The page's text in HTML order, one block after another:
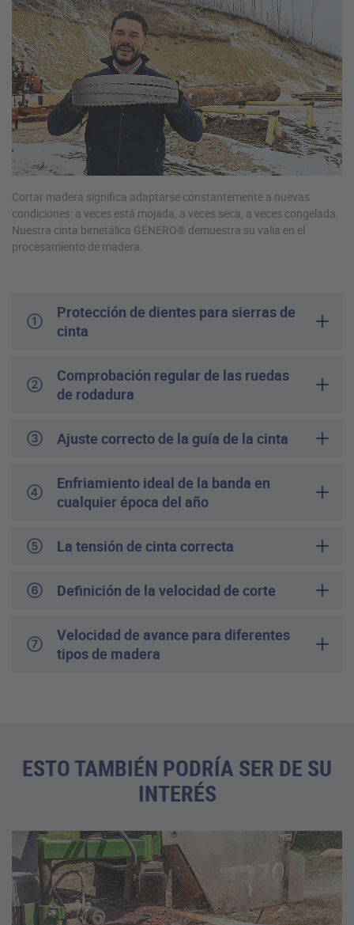
Cortar madera significa adaptarse constantemente a nuevas
condiciones: a veces está mojada, a veces seca, a veces congelada.
Nuestra cinta bimetálica GENERO® demuestra su valía en el
procesamiento de madera.
Protección de dientes para sierras de
cinta
Comprobación regular de las ruedas
de rodadura
Ajuste correcto de la guía de la cinta
Enfriamiento ideal de la banda en
cualquier época del año
La tensión de cinta correcta
Definición de la velocidad de corte
Velocidad de avance para diferentes
tipos de madera
ESTO TAMBIÉN PODRÍA SER DE SU
INTERÉS